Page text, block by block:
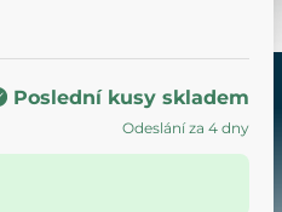
Poslední kusy skladem
Odeslání za 4 dny